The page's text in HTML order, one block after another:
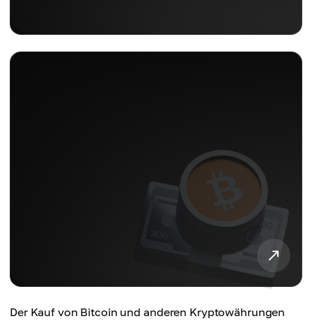
Der Kauf von Bitcoin und anderen Kryptowährungen